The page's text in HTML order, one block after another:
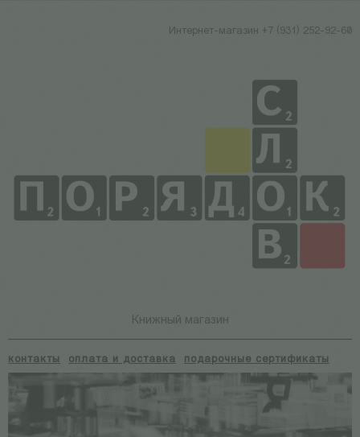
Интернет-магазин +7 (931) 252-92-60
Книжный магазин
контакты оплата и доставка подарочные сертификаты